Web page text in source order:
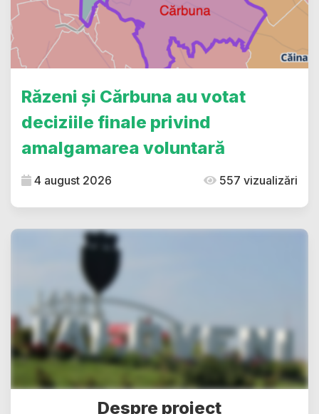
Răzeni și Cărbuna au votat
deciziile finale privind
amalgamarea voluntară
4 august 2026 557 vizualizări
Despre proiect